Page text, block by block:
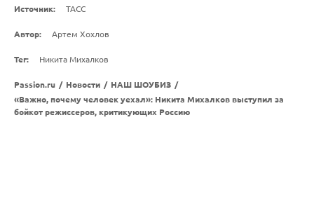
Источник: ТАСС
Автор: Артем Хохлов
Тег: Никита Михалков
Passion.ru / Новости / НАШ ШОУБИЗ /
«Важно, почему человек уехал»: Никита Михалков выступил за
бойкот режиссеров, критикующих Россию